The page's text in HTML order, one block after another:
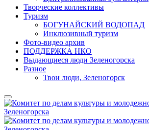
Творческие коллективы
Туризм
БОГУНАЙСКИЙ ВОДОПАД
Инклюзивный туризм
Фото-видео архив
ПОДДЕРЖКА НКО
Выдающиеся люди Зеленогорска
Разное
Твои люди, Зеленогорск